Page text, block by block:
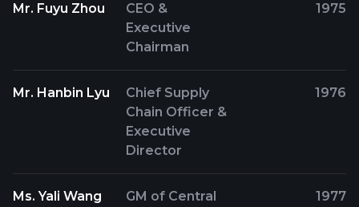
Mr. Fuyu Zhou
CEO &
Executive
Chairman
1975
Mr. Hanbin Lyu
Chief Supply
Chain Officer &
Executive
Director
1976
Ms. Yali Wang
GM of Central
1977